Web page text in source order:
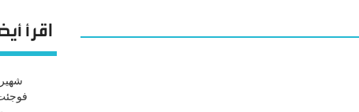
اقرأ